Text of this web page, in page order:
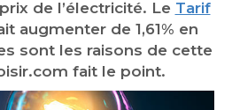
de l’électricité. Le Tarif
augmenter de 1,61% en
sont les raisons de cette
fait le point.